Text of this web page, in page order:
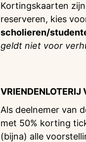
Kortingskaarten
reserveren, kies
scholieren/
geldt niet voor
VRIENDENLOTERIJ
Als deelnemer van
met 50% korting
(bijna) alle